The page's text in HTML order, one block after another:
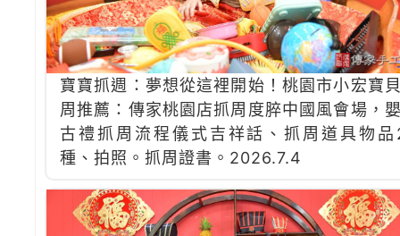
寶寶抓週：夢想從這裡開始！桃園市小宏寶
周推薦：傳家桃園店抓周度脺中國風會場，
古禮抓周流程儀式吉祥話、抓周道具物
種、拍照。抓周證書。2026.7.4